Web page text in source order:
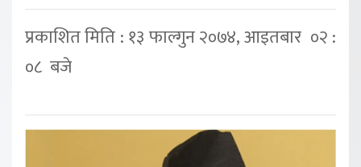
प्रकाशित मिति : १३ फाल्गुन २०७४, आइतबार ०२ :
०८ बजे